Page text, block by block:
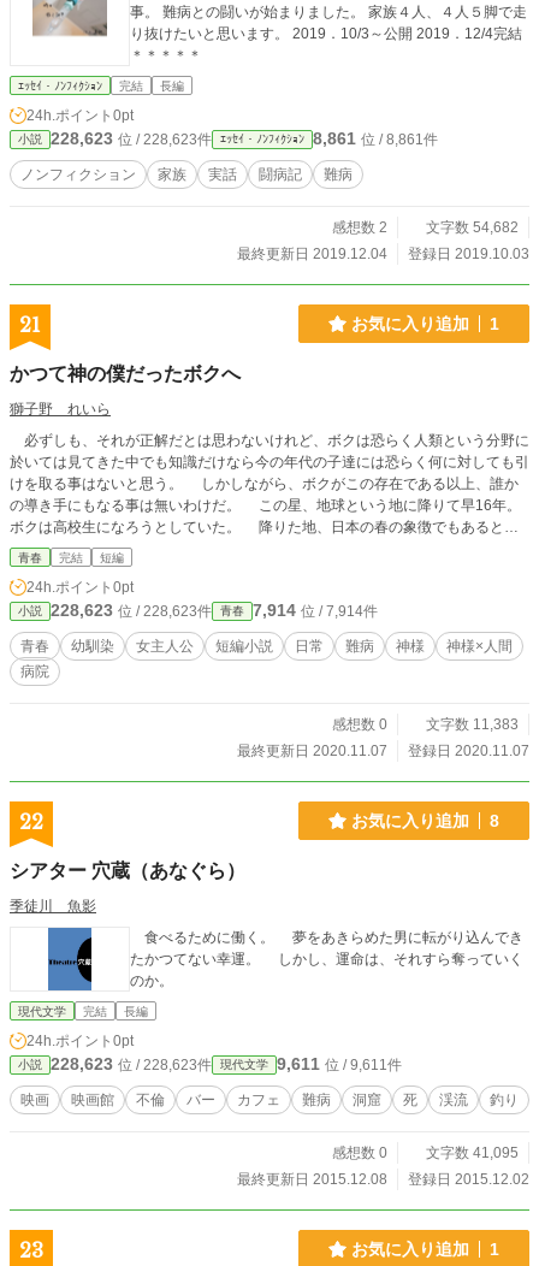
事。 難病との闘いが始まりました。 家族４人、４人５脚で走
り抜けたいと思います。 2019．10/3～公開 2019．12/4完結
＊＊＊＊＊
ｴｯｾｲ・ﾉﾝﾌｨｸｼｮﾝ 完結 長編
24h.ポイント 0pt
小説 228,623 位 / 228,623件 ｴｯｾｲ・ﾉﾝﾌｨｸｼｮﾝ 8,861 位 / 8,861件
ノンフィクション 家族 実話 闘病記 難病
感想数 2
文字数 54,682
最終更新日 2019.12.04
登録日 2019.10.03
21 お気に入り追加 1
かつて神の僕だったボクへ
獅子野 れいら
必ずしも、それが正解だとは思わないけれど、ボクは恐らく人類という分野に
於いては見てきた中でも知識だけなら今の年代の子達には恐らく何に対しても引
けを取る事はないと思う。 しかしながら、ボクがこの存在である以上、誰か
の導き手にもなる事は無いわけだ。 この星、地球という地に降りて早16年。
ボクは高校生になろうとしていた。 降りた地、日本の春の象徴でもあると言
える桜の儚さと鮮やかさには何度驚かされただろう。 ——気がつくと、16年
生きてきて、自分でも驚く程に人間らしく、感情が豊かになった気がする。
今から書くのは、そのボクが、たったの16年という若さで大きな病を患ってし
まって未来を失った、そんな唯一の『友達』との日記を残そうと思う。 この
物語はちょっぴり辛いけど、たまにほっこりできる細やかなものがたり。
青春 完結 短編
24h.ポイント 0pt
小説 228,623 位 / 228,623件 青春 7,914 位 / 7,914件
青春 幼馴染 女主人公 短編小説 日常 難病 神様
神様×人間
病院
感想数 0
文字数 11,383
最終更新日 2020.11.07
登録日 2020.11.07
22 お気に入り追加 8
シアター 穴蔵（あなぐら）
季徒川 魚影
食べるために働く。 夢をあきらめた男に転がり込んでき
たかつてない幸運。 しかし、運命は、それすら奪っていく
のか。
現代文学 完結 長編
24h.ポイント 0pt
小説 228,623 位 / 228,623件 現代文学 9,611 位 / 9,611件
映画 映画館 不倫 バー カフェ 難病 洞窟 死 渓流 釣り
感想数 0
文字数 41,095
最終更新日 2015.12.08
登録日 2015.12.02
23 お気に入り追加 1